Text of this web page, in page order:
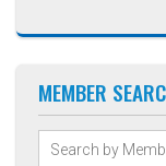
MEMBER